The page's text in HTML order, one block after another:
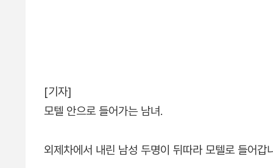
[기자]
모텔 안으로 들어가는 남녀.
외제차에서 내린 남성 두명이 뒤따라 모텔로 들어갑